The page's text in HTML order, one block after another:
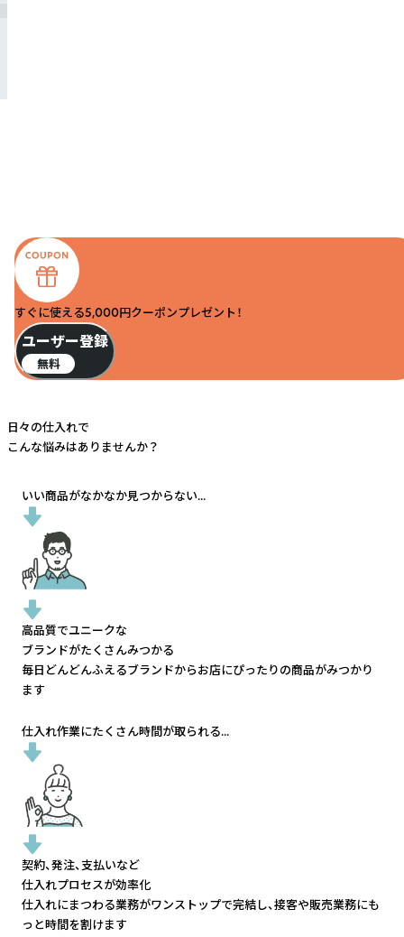
すぐに使える5,000円クーポンプレゼント！
ユーザー登録
無料
日々の仕入れで
こんな悩みはありませんか？
いい商品がなかなか見つからない...
高品質でユニークな
ブランドがたくさんみつかる
毎日どんどんふえるブランドからお店にぴったりの商品がみつかり
ます
仕入れ作業にたくさん時間が取られる...
契約、発注、支払いなど
仕入れプロセスが効率化
仕入れにまつわる業務がワンストップで完結し、接客や販売業務にも
っと時間を割けます